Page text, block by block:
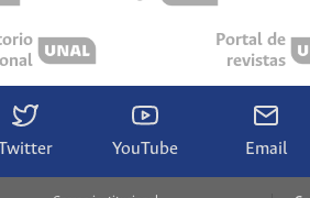
Portal de
revistas
YouTube Email